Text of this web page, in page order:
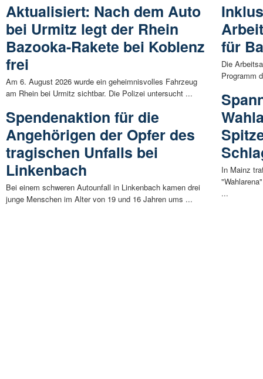
Aktualisiert: Nach dem Auto
bei Urmitz legt der Rhein
Bazooka-Rakete bei Koblenz
frei
Am 6. August 2026 wurde ein geheimnisvolles Fahrzeug
am Rhein bei Urmitz sichtbar. Die Polizei untersucht ...
Spendenaktion für die
Angehörigen der Opfer des
tragischen Unfalls bei
Linkenbach
Bei einem schweren Autounfall in Linkenbach kamen drei
junge Menschen im Alter von 19 und 16 Jahren ums ...
für
Die
Programm
In Mainz
...